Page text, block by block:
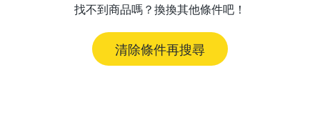
找不到商品嗎？換換其他條件吧！
清除條件再搜尋